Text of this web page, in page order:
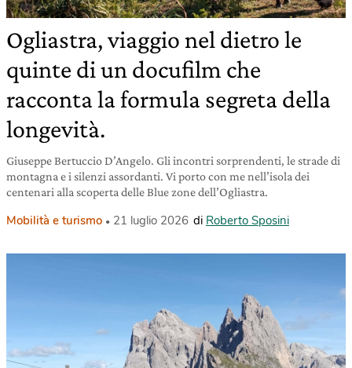
Ogliastra, viaggio nel dietro le
quinte di un docufilm che
racconta la formula segreta della
longevità.
Giuseppe Bertuccio D’Angelo. Gli incontri sorprendenti, le strade di
montagna e i silenzi assordanti. Vi porto con me nell’isola dei
centenari alla scoperta delle Blue zone dell’Ogliastra.
Mobilità e turismo 21 luglio 2026 di Roberto Sposini